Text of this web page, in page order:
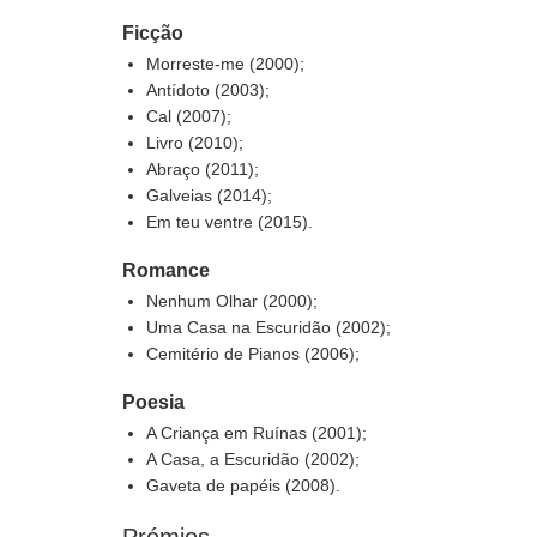
Ficção
Morreste-me (2000);
Antídoto (2003);
Cal (2007);
Livro (2010);
Abraço (2011);
Galveias (2014);
Em teu ventre (2015).
Romance
Nenhum Olhar (2000);
Uma Casa na Escuridão (2002);
Cemitério de Pianos (2006);
Poesia
A Criança em Ruínas (2001);
A Casa, a Escuridão (2002);
Gaveta de papéis (2008).